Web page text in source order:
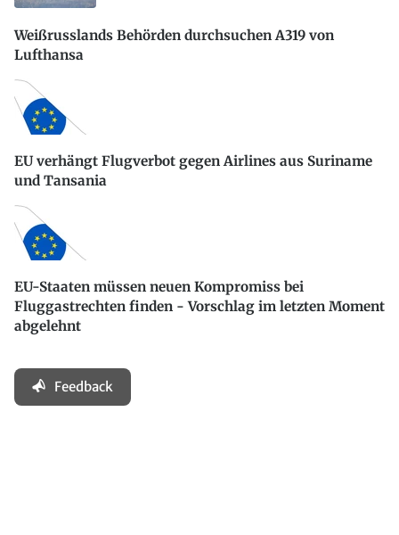
Weißrusslands Behörden durchsuchen A319 von
Lufthansa
EU verhängt Flugverbot gegen Airlines aus Suriname
und Tansania
EU-Staaten müssen neuen Kompromiss bei
Fluggastrechten finden - Vorschlag im letzten Moment
abgelehnt
Feedback